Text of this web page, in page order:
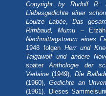
Copyright by Rudolf R.
Liebesgedichte einer
Louize Labée, Das
Rimbaud, Mumu –
Nachmittagstraum eines
1948 folgen Herr und
Taigawolf und andere
späterAnthologie der
Verlaine (1949), Die
(1960),Gedichte an
(1961). Dieses